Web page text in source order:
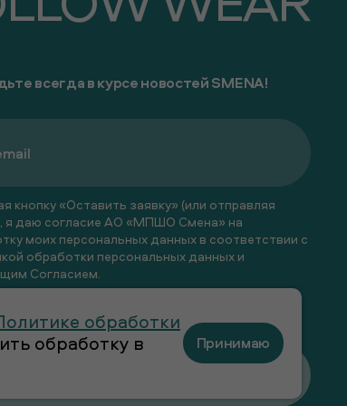
всегда в курсе новостей SMENA!
кнопку «Оставить заявку» (или отправляя
я даю согласие АО «МПШО Смена» на
моих персональных данных в соответствии с
обработки персональных данных и
Согласием.
рассылок
обработки
обработку в
Принимаю